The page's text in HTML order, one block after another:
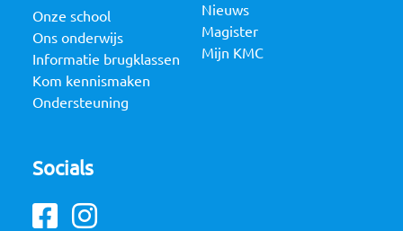
Onze school
Ons onderwijs
Informatie brugklassen
Kom kennismaken
Ondersteuning
Nieuws
Magister
Mijn KMC
Socials
Facebook
Instagram